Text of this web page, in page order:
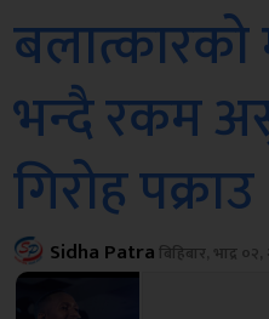
बलात्कारको
भन्दै रकम
गिरोह पक्राउ
Sidha Patraबिहिबार, भाद्र